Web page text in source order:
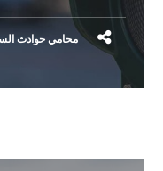
محامي حوادث